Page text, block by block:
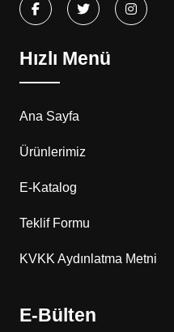
Hızlı Menü
Ana Sayfa
Ürünlerimiz
E-Katalog
Teklif Formu
KVKK Aydınlatma Metni
E-Bülten